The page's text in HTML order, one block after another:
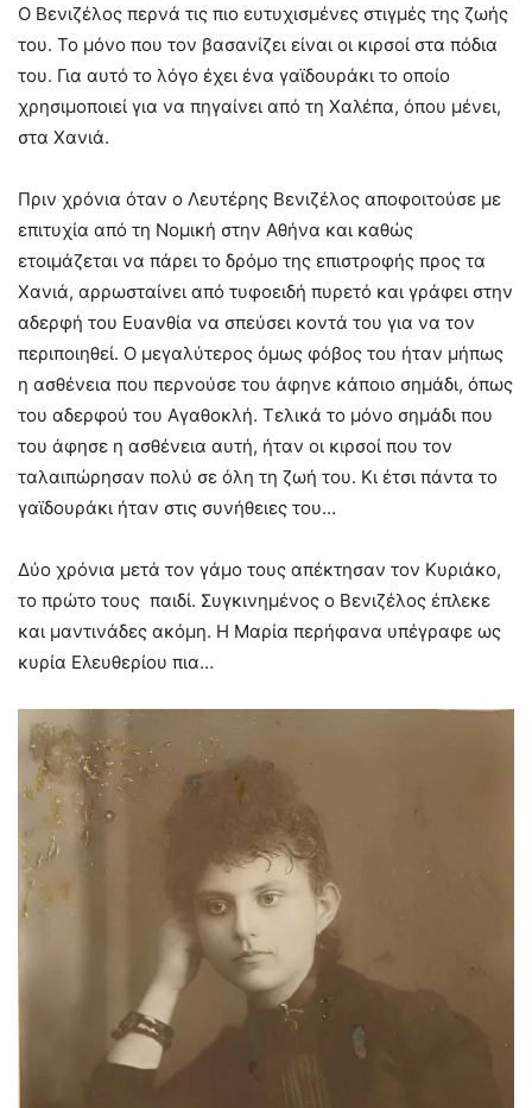
Ο Βενιζέλος περνά τις πιο ευτυχισμένες στιγμές της ζωής
του. Το μόνο που τον βασανίζει είναι οι κιρσοί στα πόδια
του. Για αυτό το λόγο έχει ένα γαϊδουράκι το οποίο
χρησιμοποιεί για να πηγαίνει από τη Χαλέπα, όπου μένει,
στα Χανιά.
Πριν χρόνια όταν ο Λευτέρης Βενιζέλος αποφοιτούσε με
επιτυχία από τη Νομική στην Αθήνα και καθώς
ετοιμάζεται να πάρει το δρόμο της επιστροφής προς τα
Χανιά, αρρωσταίνει από τυφοειδή πυρετό και γράφει στην
αδερφή του Ευανθία να σπεύσει κοντά του για να τον
περιποιηθεί. Ο μεγαλύτερος όμως φόβος του ήταν μήπως
η ασθένεια που περνούσε του άφηνε κάποιο σημάδι, όπως
του αδερφού του Αγαθοκλή. Τελικά το μόνο σημάδι που
του άφησε η ασθένεια αυτή, ήταν οι κιρσοί που τον
ταλαιπώρησαν πολύ σε όλη τη ζωή του. Κι έτσι πάντα το
γαϊδουράκι ήταν στις συνήθειες του…
Δύο χρόνια μετά τον γάμο τους απέκτησαν τον Κυριάκο,
το πρώτο τους παιδί. Συγκινημένος ο Βενιζέλος έπλεκε
και μαντινάδες ακόμη. Η Μαρία περήφανα υπέγραφε ως
κυρία Ελευθερίου πια…